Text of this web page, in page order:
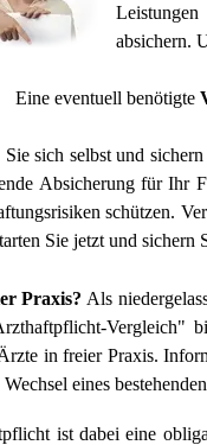
Leistungen
absichern.
Eine eventuell benötigte
Sie sich selbst und
Absicherung für Ihr
schützen.
Sie jetzt und sichern
Praxis? Als
Vergleich"
in freier Praxis.
eines
ist dabei eine